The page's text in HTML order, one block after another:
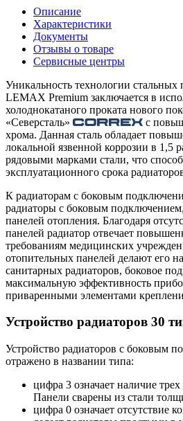
Описание
Характеристики
Документы
Отзывы о товаре
Сервисные центры
Уникальность технологии стальных
LEMAX Premium заключается в
холоднокатаного проката нового
«Северсталь»
с
хрома. Данная сталь обладает
локальной язвенной коррозии в 1,5
рядовыми марками стали, что
эксплуатационного срока
К радиаторам с боковым
радиаторы с боковым
панелей отопления. Благодаря
панелей радиатор отвечает
требованиям медицинских
отопительных панелей делают его
санитарных радиаторов, боковое
максимальную эффективность
приваренными элементами
Устройство радиаторов 30
Устройство радиаторов с боковым
отражено в названии типа:
цифра 3 означает наличие
Панели сварены из стали
цифра 0 означает отсутствие